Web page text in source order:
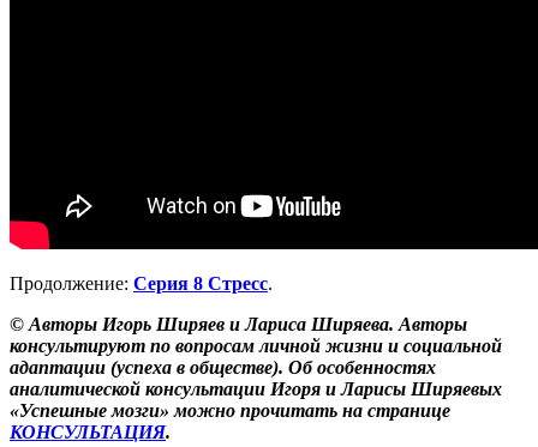
Продолжение: Серия 8 Стресс.
© Авторы Игорь Ширяев и Лариса Ширяева. Авторы
консультируют по вопросам личной жизни и социальной
адаптации (успеха в обществе). Об особенностях
аналитической консультации Игоря и Ларисы Ширяевых
«Успешные мозги» можно прочитать на странице
КОНСУЛЬТАЦИЯ.